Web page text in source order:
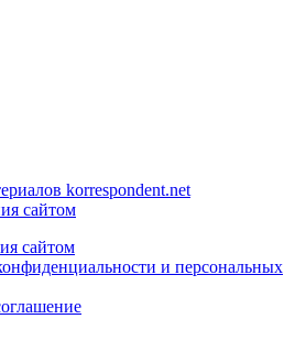
korrespondent.net
сайтом
сайтом
и персональных